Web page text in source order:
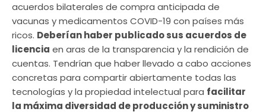
acuerdos bilaterales de compra anticipada de
vacunas y medicamentos COVID-19 con países más
ricos. Deberían haber publicado sus acuerdos de
licencia en aras de la transparencia y la rendición de
cuentas. Tendrían que haber llevado a cabo acciones
concretas para compartir abiertamente todas las
tecnologías y la propiedad intelectual para facilitar
la máxima diversidad de producción y suministro